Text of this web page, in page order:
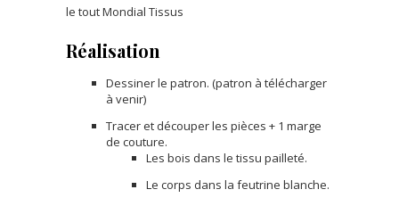
le tout Mondial Tissus
Réalisation
Dessiner le patron. (patron à télécharger
à venir)
Tracer et découper les pièces + 1 marge
de couture.
Les bois dans le tissu pailleté.
Le corps dans la feutrine blanche.